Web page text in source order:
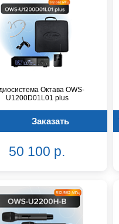
Октава OWS-
U1200D01L01 plus
Заказать
50 100 р.